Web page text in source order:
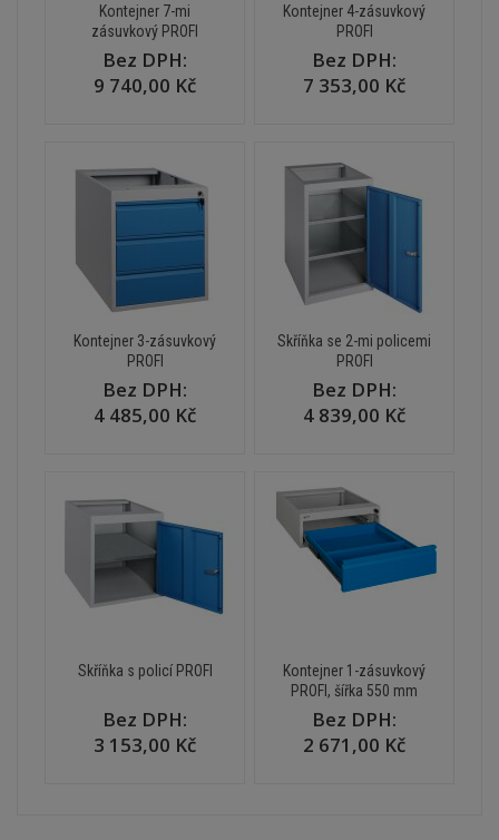
Kontejner 7-mi
zásuvkový PROFI
Bez DPH:
9 740,00 Kč
Kontejner 4-zásuvkový
PROFI
Bez DPH:
7 353,00 Kč
Kontejner 3-zásuvkový
PROFI
Bez DPH:
4 485,00 Kč
Skříňka se 2-mi policemi
PROFI
Bez DPH:
4 839,00 Kč
Skříňka s policí PROFI
Bez DPH:
3 153,00 Kč
Kontejner 1-zásuvkový
PROFI, šířka 550 mm
Bez DPH:
2 671,00 Kč